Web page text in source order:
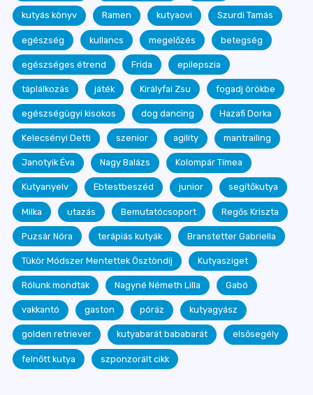
kutyás könyv Ramen kutyaovi Szurdi Tamás
egészség kullancs megelőzés betegség
egészséges étrend Frida epilepszia
táplálkozás játék Királyfai Zsu fogadj örökbe
egészségügyi kisokos dog dancing Hazafi Dorka
Kelecsényi Detti szenior agility mantrailing
Janotyik Éva Nagy Balázs Kolompár Tímea
Kutyanyelv Ebtestbeszéd junior segítőkutya
Milka utazás Bemutatócsoport Regős Kriszta
Puzsár Nóra terápiás kutyák Branstetter Gabriella
Tükör Módszer Mentettek Ösztöndíj Kutyasziget
Rólunk mondták Nagyné Németh Lilla Gabó
vakkantó gaston póráz kutyagyász
golden retriever kutyabarát bababarát elsősegély
felnőtt kutya szponzorált cikk